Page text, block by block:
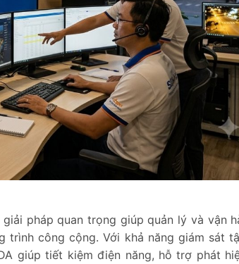
pháp quan trọng giúp quản lý và vận
trình công cộng. Với khả năng giám sát
giúp tiết kiệm điện năng, hỗ trợ phát